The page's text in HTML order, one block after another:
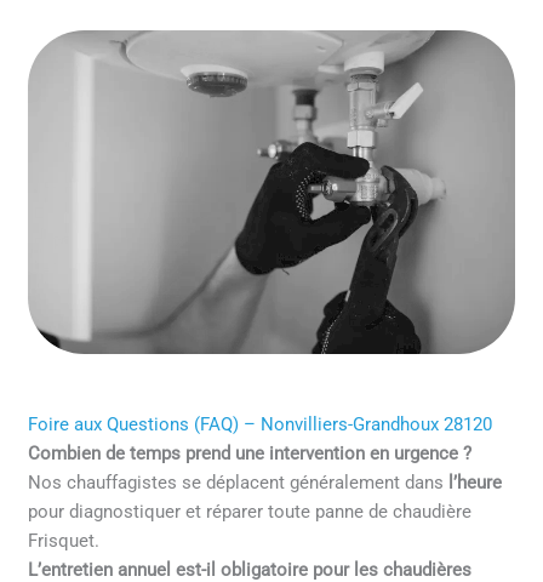
Foire aux Questions (FAQ) – Nonvilliers-Grandhoux 28120
Combien de temps prend une intervention en urgence ?
Nos chauffagistes se déplacent généralement dans l’heure
pour diagnostiquer et réparer toute panne de chaudière
Frisquet.
L’entretien annuel est-il obligatoire pour les chaudières